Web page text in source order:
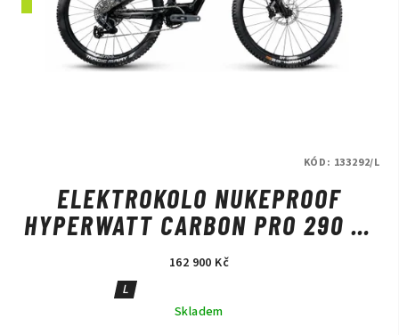
ELEKTROKOLO NUKEPROOF
HYPERWATT CARBON PRO 290 T-
GX BLACK
162 900 Kč
L
Skladem
KÓD: 133292/L